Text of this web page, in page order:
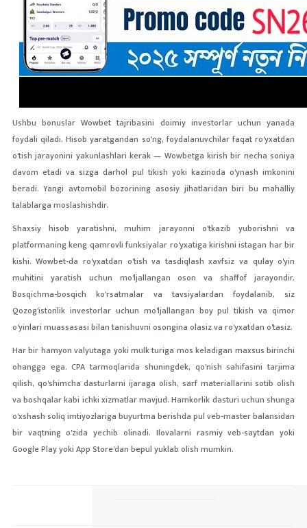
Ushbu bonuslar Wowbet tajribasini doimiy investorlar uchun yanada
foydali qiladi. Hisob yaratgandan so'ng, foydalanuvchilar faqat ro'yxatdan
o'tish jarayonini yakunlashlari kerak — Wowbetga kirish bir necha soniya
davom etadi va sizga darhol pul tikish yoki kazinoda o'ynash imkonini
beradi. Yangi avtomobil bozorining asosiy jihatlaridan biri bu mahalliy
talablarga moslashishdir.
Shaxsiy hisob yaratishni, muhim jarayonni o'tkazib yuborishni va
platformaning keng qamrovli funksiyalar ro'yxatiga kirishni istagan har bir
kishi. Wowbet-da ro'yxatdan o'tish va tasdiqlash xavfsiz va qulay o'yin
muhitini yaratish uchun mo'ljallangan oson va shaffof jarayondir.
Bosqichma-bosqich ko'rsatmalar va tavsiyalardan foydalanib, siz
Qozog'istonlik investorlar uchun mo'ljallangan boy pul tikish va qimor
o'yinlari muassasasi bilan tanishuvni osongina olasiz va ro'yxatdan o'tasiz.
Har bir hamyon valyutaga yoki mulk turiga mos keladigan maxsus birinchi
ohangga ega. CPA tarmoqlarida shuningdek, qo'nish sahifasini tarjima
qilish, qo'shimcha dasturlarni ijaraga olish, sarf materiallarini sotib olish
va boshqalar kabi ichki xizmatlar mavjud. Hamkorlik dasturi uchun shunga
o'xshash soliq imtiyozlariga buyurtma berishda pul veb-master balansidan
bir vaqtning o'zida yechib olinadi. Ilovalarni rasmiy veb-saytdan yoki
Google Play yoki App Store'dan bepul yuklab olish mumkin.